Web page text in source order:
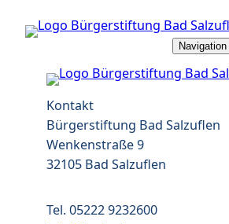
Inhalt
Kontakt
Bürgerstiftung Bad Salzuflen
Wenkenstraße 9
32105 Bad Salzuflen
Tel. 05222 9232600